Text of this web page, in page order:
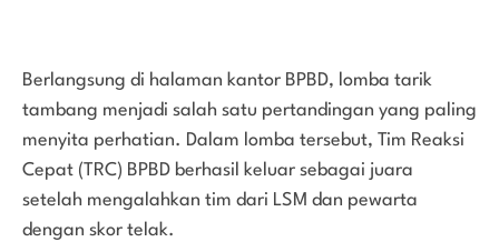
Berlangsung di halaman kantor BPBD, lomba tarik
tambang menjadi salah satu pertandingan yang paling
menyita perhatian. Dalam lomba tersebut, Tim Reaksi
Cepat (TRC) BPBD berhasil keluar sebagai juara
setelah mengalahkan tim dari LSM dan pewarta
dengan skor telak.